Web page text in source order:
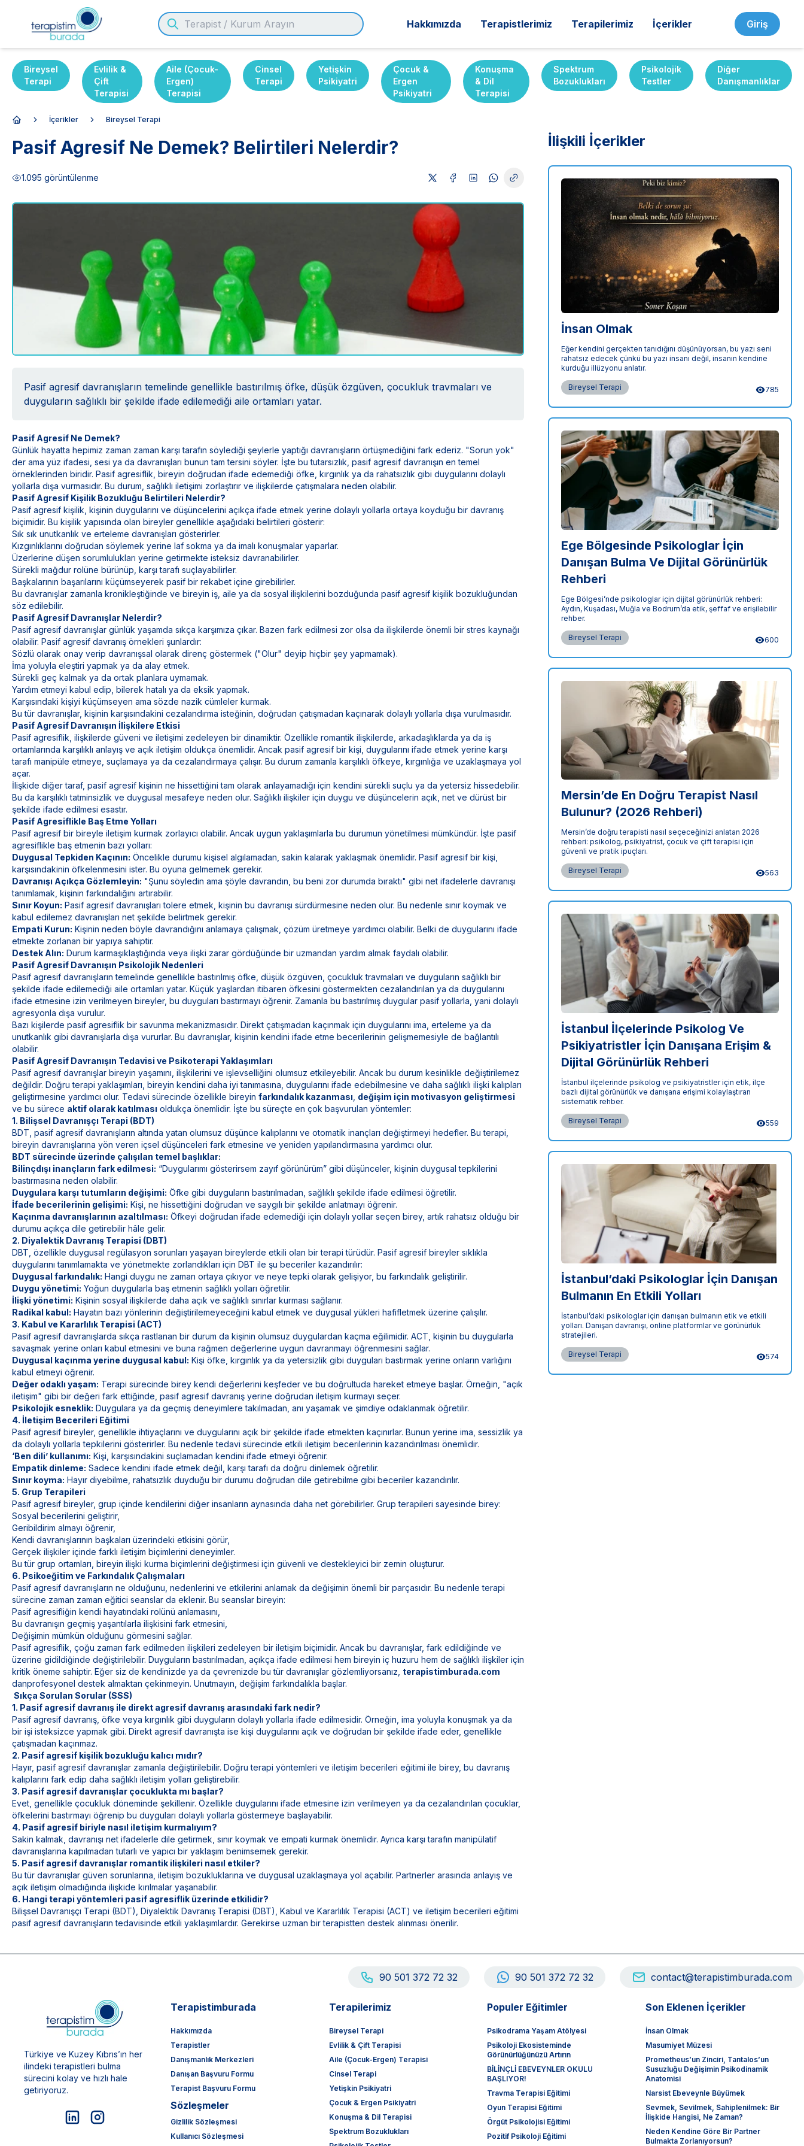
Hakkımızda Terapistlerimiz Terapilerimiz İçerikler Giriş
Bireysel
Terapi
Evlilik &
Çift
Terapisi
Aile (Çocuk-
Ergen)
Terapisi
Cinsel
Terapi
Yetişkin
Psikiyatri
Çocuk &
Ergen
Psikiyatri
Konuşma
& Dil
Terapisi
Spektrum
Bozuklukları
Psikolojik
Testler
Diğer
Danışmanlıklar
İçerikler Bireysel Terapi
Pasif Agresif Ne Demek? Belirtileri Nelerdir?
1.095 görüntülenme
Pasif agresif davranışların temelinde genellikle bastırılmış öfke, düşük özgüven, çocukluk travmaları ve
duyguların sağlıklı bir şekilde ifade edilemediği aile ortamları yatar.
Pasif Agresif Ne Demek?
Günlük hayatta hepimiz zaman zaman karşı tarafın söylediği şeylerle yaptığı davranışların örtüşmediğini fark ederiz. "Sorun yok"
der ama yüz ifadesi, sesi ya da davranışları bunun tam tersini söyler. İşte bu tutarsızlık, pasif agresif davranışın en temel
örneklerinden biridir. Pasif agresiflik, bireyin doğrudan ifade edemediği öfke, kırgınlık ya da rahatsızlık gibi duygularını dolaylı
yollarla dışa vurmasıdır. Bu durum, sağlıklı iletişimi zorlaştırır ve ilişkilerde çatışmalara neden olabilir.
Pasif Agresif Kişilik Bozukluğu Belirtileri Nelerdir?
Pasif agresif kişilik, kişinin duygularını ve düşüncelerini açıkça ifade etmek yerine dolaylı yollarla ortaya koyduğu bir davranış
biçimidir. Bu kişilik yapısında olan bireyler genellikle aşağıdaki belirtileri gösterir:
Sık sık unutkanlık ve erteleme davranışları gösterirler.
Kızgınlıklarını doğrudan söylemek yerine laf sokma ya da imalı konuşmalar yaparlar.
Üzerlerine düşen sorumlulukları yerine getirmekte isteksiz davranabilirler.
Sürekli mağdur rolüne bürünüp, karşı tarafı suçlayabilirler.
Başkalarının başarılarını küçümseyerek pasif bir rekabet içine girebilirler.
Bu davranışlar zamanla kronikleştiğinde ve bireyin iş, aile ya da sosyal ilişkilerini bozduğunda pasif agresif kişilik bozukluğundan
söz edilebilir.
Pasif Agresif Davranışlar Nelerdir?
Pasif agresif davranışlar günlük yaşamda sıkça karşımıza çıkar. Bazen fark edilmesi zor olsa da ilişkilerde önemli bir stres kaynağı
olabilir. Pasif agresif davranış örnekleri şunlardır:
Sözlü olarak onay verip davranışsal olarak direnç göstermek ("Olur" deyip hiçbir şey yapmamak).
İma yoluyla eleştiri yapmak ya da alay etmek.
Sürekli geç kalmak ya da ortak planlara uymamak.
Yardım etmeyi kabul edip, bilerek hatalı ya da eksik yapmak.
Karşısındaki kişiyi küçümseyen ama sözde nazik cümleler kurmak.
Bu tür davranışlar, kişinin karşısındakini cezalandırma isteğinin, doğrudan çatışmadan kaçınarak dolaylı yollarla dışa vurulmasıdır.
Pasif Agresif Davranışın İlişkilere Etkisi
Pasif agresiflik, ilişkilerde güveni ve iletişimi zedeleyen bir dinamiktir. Özellikle romantik ilişkilerde, arkadaşlıklarda ya da iş
ortamlarında karşılıklı anlayış ve açık iletişim oldukça önemlidir. Ancak pasif agresif bir kişi, duygularını ifade etmek yerine karşı
tarafı manipüle etmeye, suçlamaya ya da cezalandırmaya çalışır. Bu durum zamanla karşılıklı öfkeye, kırgınlığa ve uzaklaşmaya yol
açar.
İlişkide diğer taraf, pasif agresif kişinin ne hissettiğini tam olarak anlayamadığı için kendini sürekli suçlu ya da yetersiz hissedebilir.
Bu da karşılıklı tatminsizlik ve duygusal mesafeye neden olur. Sağlıklı ilişkiler için duygu ve düşüncelerin açık, net ve dürüst bir
şekilde ifade edilmesi esastır.
Pasif Agresiflikle Baş Etme Yolları
Pasif agresif bir bireyle iletişim kurmak zorlayıcı olabilir. Ancak uygun yaklaşımlarla bu durumun yönetilmesi mümkündür. İşte pasif
agresiflikle baş etmenin bazı yolları:
Duygusal Tepkiden Kaçının: Öncelikle durumu kişisel algılamadan, sakin kalarak yaklaşmak önemlidir. Pasif agresif bir kişi,
karşısındakinin öfkelenmesini ister. Bu oyuna gelmemek gerekir.
Davranışı Açıkça Gözlemleyin: "Şunu söyledin ama şöyle davrandın, bu beni zor durumda bıraktı" gibi net ifadelerle davranışı
tanımlamak, kişinin farkındalığını artırabilir.
Sınır Koyun: Pasif agresif davranışları tolere etmek, kişinin bu davranışı sürdürmesine neden olur. Bu nedenle sınır koymak ve
kabul edilemez davranışları net şekilde belirtmek gerekir.
Empati Kurun: Kişinin neden böyle davrandığını anlamaya çalışmak, çözüm üretmeye yardımcı olabilir. Belki de duygularını ifade
etmekte zorlanan bir yapıya sahiptir.
Destek Alın: Durum karmaşıklaştığında veya ilişki zarar gördüğünde bir uzmandan yardım almak faydalı olabilir.
Pasif Agresif Davranışın Psikolojik Nedenleri
Pasif agresif davranışların temelinde genellikle bastırılmış öfke, düşük özgüven, çocukluk travmaları ve duyguların sağlıklı bir
şekilde ifade edilemediği aile ortamları yatar. Küçük yaşlardan itibaren öfkesini göstermekten cezalandırılan ya da duygularını
ifade etmesine izin verilmeyen bireyler, bu duyguları bastırmayı öğrenir. Zamanla bu bastırılmış duygular pasif yollarla, yani dolaylı
agresyonla dışa vurulur.
Bazı kişilerde pasif agresiflik bir savunma mekanizmasıdır. Direkt çatışmadan kaçınmak için duygularını ima, erteleme ya da
unutkanlık gibi davranışlarla dışa vururlar. Bu davranışlar, kişinin kendini ifade etme becerilerinin gelişmemesiyle de bağlantılı
olabilir.
Pasif Agresif Davranışın Tedavisi ve Psikoterapi Yaklaşımları
Pasif agresif davranışlar bireyin yaşamını, ilişkilerini ve işlevselliğini olumsuz etkileyebilir. Ancak bu durum kesinlikle değiştirilemez
değildir. Doğru terapi yaklaşımları, bireyin kendini daha iyi tanımasına, duygularını ifade edebilmesine ve daha sağlıklı ilişki kalıpları
geliştirmesine yardımcı olur. Tedavi sürecinde özellikle bireyin farkındalık kazanması değişim için motivasyon geliştirmesi
ve bu sürece aktif olarak katılması oldukça önemlidir. İşte bu süreçte en çok başvurulan yöntemler:
1. Bilişsel Davranışçı Terapi (BDT)
BDT, pasif agresif davranışların altında yatan olumsuz düşünce kalıplarını ve otomatik inançları değiştirmeyi hedefler. Bu terapi,
bireyin davranışlarına yön veren içsel düşünceleri fark etmesine ve yeniden yapılandırmasına yardımcı olur.
BDT sürecinde üzerinde çalışılan temel başlıklar:
Bilinçdışı inançların fark edilmesi: “Duygularımı gösterirsem zayıf görünürüm” gibi düşünceler, kişinin duygusal tepkilerini
bastırmasına neden olabilir.
Duygulara karşı tutumların değişimi: Öfke gibi duyguların bastırılmadan, sağlıklı şekilde ifade edilmesi öğretilir.
İfade becerilerinin gelişimi: Kişi, ne hissettiğini doğrudan ve saygılı bir şekilde anlatmayı öğrenir.
Kaçınma davranışlarının azaltılması: Öfkeyi doğrudan ifade edemediği için dolaylı yollar seçen birey, artık rahatsız olduğu bir
durumu açıkça dile getirebilir hâle gelir.
2. Diyalektik Davranış Terapisi (DBT)
DBT, özellikle duygusal regülasyon sorunları yaşayan bireylerde etkili olan bir terapi türüdür. Pasif agresif bireyler sıklıkla
duygularını tanımlamakta ve yönetmekte zorlandıkları için DBT ile şu beceriler kazandırılır:
Duygusal farkındalık: Hangi duygu ne zaman ortaya çıkıyor ve neye tepki olarak gelişiyor, bu farkındalık geliştirilir.
Duygu yönetimi: Yoğun duygularla baş etmenin sağlıklı yolları öğretilir.
İlişki yönetimi: Kişinin sosyal ilişkilerde daha açık ve sağlıklı sınırlar kurması sağlanır.
Radikal kabul: Hayatın bazı yönlerinin değiştirilemeyeceğini kabul etmek ve duygusal yükleri hafifletmek üzerine çalışılır.
3. Kabul ve Kararlılık Terapisi (ACT)
Pasif agresif davranışlarda sıkça rastlanan bir durum da kişinin olumsuz duygulardan kaçma eğilimidir. ACT, kişinin bu duygularla
savaşmak yerine onları kabul etmesini ve buna rağmen değerlerine uygun davranmayı öğrenmesini sağlar.
Duygusal kaçınma yerine duygusal kabul: Kişi öfke, kırgınlık ya da yetersizlik gibi duyguları bastırmak yerine onların varlığını
kabul etmeyi öğrenir.
Değer odaklı yaşam: Terapi sürecinde birey kendi değerlerini keşfeder ve bu doğrultuda hareket etmeye başlar. Örneğin, "açık
iletişim" gibi bir değeri fark ettiğinde, pasif agresif davranış yerine doğrudan iletişim kurmayı seçer.
Psikolojik esneklik: Duygulara ya da geçmiş deneyimlere takılmadan, anı yaşamak ve şimdiye odaklanmak öğretilir.
4. İletişim Becerileri Eğitimi
Pasif agresif bireyler, genellikle ihtiyaçlarını ve duygularını açık bir şekilde ifade etmekten kaçınırlar. Bunun yerine ima, sessizlik ya
da dolaylı yollarla tepkilerini gösterirler. Bu nedenle tedavi sürecinde etkili iletişim becerilerinin kazandırılması önemlidir.
‘Ben dili’ kullanımı: Kişi, karşısındakini suçlamadan kendini ifade etmeyi öğrenir.
Empatik dinleme: Sadece kendini ifade etmek değil, karşı tarafı da doğru dinlemek öğretilir.
Sınır koyma: Hayır diyebilme, rahatsızlık duyduğu bir durumu doğrudan dile getirebilme gibi beceriler kazandırılır.
5. Grup Terapileri
Pasif agresif bireyler, grup içinde kendilerini diğer insanların aynasında daha net görebilirler. Grup terapileri sayesinde birey:
Sosyal becerilerini geliştirir,
Geribildirim almayı öğrenir,
Kendi davranışlarının başkaları üzerindeki etkisini görür,
Gerçek ilişkiler içinde farklı iletişim biçimlerini deneyimler.
Bu tür grup ortamları, bireyin ilişki kurma biçimlerini değiştirmesi için güvenli ve destekleyici bir zemin oluşturur.
6. Psikoeğitim ve Farkındalık Çalışmaları
Pasif agresif davranışların ne olduğunu, nedenlerini ve etkilerini anlamak da değişimin önemli bir parçasıdır. Bu nedenle terapi
sürecine zaman zaman eğitici seanslar da eklenir. Bu seanslar bireyin:
Pasif agresifliğin kendi hayatındaki rolünü anlamasını,
Bu davranışın geçmiş yaşantılarla ilişkisini fark etmesini,
Değişimin mümkün olduğunu görmesini sağlar.
Pasif agresiflik, çoğu zaman fark edilmeden ilişkileri zedeleyen bir iletişim biçimidir. Ancak bu davranışlar, fark edildiğinde ve
üzerine gidildiğinde değiştirilebilir. Duyguların bastırılmadan, açıkça ifade edilmesi hem bireyin iç huzuru hem de sağlıklı ilişkiler için
kritik öneme sahiptir. Eğer siz de kendinizde ya da çevrenizde bu tür davranışlar gözlemliyorsanız, terapistimburada.com
danprofesyonel destek almaktan çekinmeyin. Unutmayın, değişim farkındalıkla başlar.
Sıkça Sorulan Sorular (SSS)
1. Pasif agresif davranış ile direkt agresif davranış arasındaki fark nedir?
Pasif agresif davranış, öfke veya kırgınlık gibi duyguların dolaylı yollarla ifade edilmesidir. Örneğin, ima yoluyla konuşmak ya da
bir işi isteksizce yapmak gibi. Direkt agresif davranışta ise kişi duygularını açık ve doğrudan bir şekilde ifade eder, genellikle
çatışmadan kaçınmaz.
2. Pasif agresif kişilik bozukluğu kalıcı mıdır?
Hayır, pasif agresif davranışlar zamanla değiştirilebilir. Doğru terapi yöntemleri ve iletişim becerileri eğitimi ile birey, bu davranış
kalıplarını fark edip daha sağlıklı iletişim yolları geliştirebilir.
3. Pasif agresif davranışlar çocuklukta mı başlar?
Evet, genellikle çocukluk döneminde şekillenir. Özellikle duygularını ifade etmesine izin verilmeyen ya da cezalandırılan çocuklar,
öfkelerini bastırmayı öğrenip bu duyguları dolaylı yollarla göstermeye başlayabilir.
4. Pasif agresif biriyle nasıl iletişim kurmalıyım?
Sakin kalmak, davranışı net ifadelerle dile getirmek, sınır koymak ve empati kurmak önemlidir. Ayrıca karşı tarafın manipülatif
davranışlarına kapılmadan tutarlı ve yapıcı bir yaklaşım benimsemek gerekir.
5. Pasif agresif davranışlar romantik ilişkileri nasıl etkiler?
Bu tür davranışlar güven sorunlarına, iletişim bozukluklarına ve duygusal uzaklaşmaya yol açabilir. Partnerler arasında anlayış ve
açık iletişim olmadığında ilişkide kırılmalar yaşanabilir.
6. Hangi terapi yöntemleri pasif agresiflik üzerinde etkilidir?
Bilişsel Davranışçı Terapi (BDT), Diyalektik Davranış Terapisi (DBT), Kabul ve Kararlılık Terapisi (ACT) ve iletişim becerileri eğitimi
pasif agresif davranışların tedavisinde etkili yaklaşımlardır. Gerekirse uzman bir terapistten destek alınması önerilir.
İlişkili İçerikler
İnsan Olmak
Eğer kendini gerçekten tanıdığını düşünüyorsan, bu yazı seni
rahatsız edecek çünkü bu yazı insanı değil, insanın kendine
kurduğu illüzyonu anlatır.
Bireysel Terapi 785
Ege Bölgesinde Psikologlar İçin
Danışan Bulma Ve Dijital Görünürlük
Rehberi
Ege Bölgesi’nde psikologlar için dijital görünürlük rehberi:
Aydın, Kuşadası, Muğla ve Bodrum’da etik, şeffaf ve erişilebilir
rehber.
Bireysel Terapi 600
Mersin’de En Doğru Terapist Nasıl
Bulunur? (2026 Rehberi)
Mersin’de doğru terapisti nasıl seçeceğinizi anlatan 2026
rehberi: psikolog, psikiyatrist, çocuk ve çift terapisi için
güvenli ve pratik ipuçları.
Bireysel Terapi 563
İstanbul İlçelerinde Psikolog Ve
Psikiyatristler İçin Danışana Erişim &
Dijital Görünürlük Rehberi
İstanbul ilçelerinde psikolog ve psikiyatristler için etik, ilçe
bazlı dijital görünürlük ve danışana erişimi kolaylaştıran
sistematik rehber.
Bireysel Terapi 559
İstanbul’daki Psikologlar İçin Danışan
Bulmanın En Etkili Yolları
İstanbul’daki psikologlar için danışan bulmanın etik ve etkili
yolları. Danışan davranışı, online platformlar ve görünürlük
stratejileri.
Bireysel Terapi 574
90 501 372 72 32 90 501 372 72 32 contact@terapistimburada.com
Türkiye ve Kuzey Kıbrıs’ın her
ilindeki terapistleri bulma
sürecini kolay ve hızlı hale
getiriyoruz.
Terapistimburada
Hakkımızda
Terapistler
Danışmanlık Merkezleri
Danışan Başvuru Formu
Terapist Başvuru Formu
Sözleşmeler
Gizlilik Sözleşmesi
Kullanıcı Sözleşmesi
Terapilerimiz
Bireysel Terapi
Evlilik & Çift Terapisi
Aile (Çocuk-Ergen) Terapisi
Cinsel Terapi
Yetişkin Psikiyatri
Çocuk & Ergen Psikiyatri
Konuşma & Dil Terapisi
Spektrum Bozuklukları
Populer Eğitimler
Psikodrama Yaşam Atölyesi
Psikoloji Ekosisteminde
Görünürlüğünüzü Artırın
BİLİNÇLİ EBEVEYNLER OKULU
BAŞLIYOR!
Travma Terapisi Eğitimi
Oyun Terapisi Eğitimi
Örgüt Psikolojisi Eğitimi
Pozitif Psikoloji Eğitimi
Son Eklenen İçerikler
İnsan Olmak
Masumiyet Müzesi
Prometheus’un Zinciri, Tantalos’un
Susuzluğu Değişimin Psikodinamik
Anatomisi
Narsist Ebeveynle Büyümek
Sevmek, Sevilmek, Sahiplenilmek: Bir
İlişkide Hangisi, Ne Zaman?
Neden Kendine Göre Bir Partner
Bulmakta Zorlanıyorsun?